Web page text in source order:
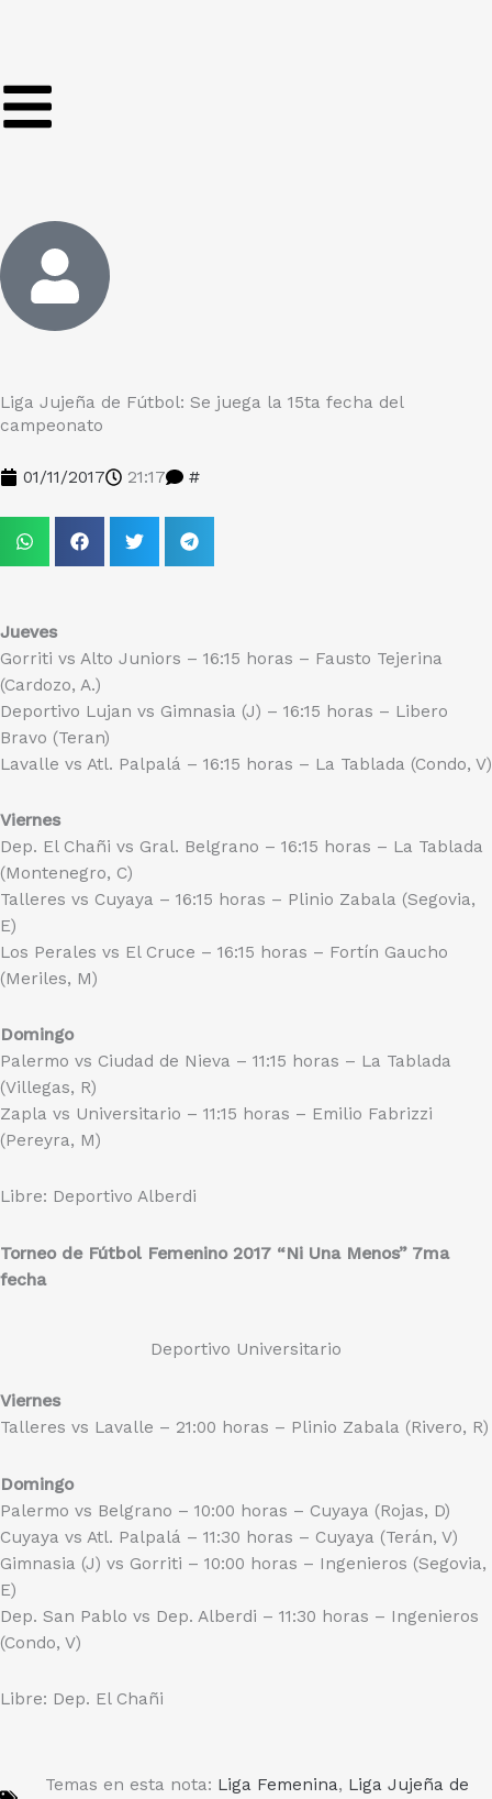
Liga Jujeña de Fútbol: Se juega la 15ta fecha del
campeonato
01/11/2017 21:17 #
Jueves
Gorriti vs Alto Juniors – 16:15 horas – Fausto Tejerina
(Cardozo, A.)
Deportivo Lujan vs Gimnasia (J) – 16:15 horas – Libero
Bravo (Teran)
Lavalle vs Atl. Palpalá – 16:15 horas – La Tablada (Condo, V)
Viernes
Dep. El Chañi vs Gral. Belgrano – 16:15 horas – La Tablada
(Montenegro, C)
Talleres vs Cuyaya – 16:15 horas – Plinio Zabala (Segovia,
E)
Los Perales vs El Cruce – 16:15 horas – Fortín Gaucho
(Meriles, M)
Domingo
Palermo vs Ciudad de Nieva – 11:15 horas – La Tablada
(Villegas, R)
Zapla vs Universitario – 11:15 horas – Emilio Fabrizzi
(Pereyra, M)
Libre: Deportivo Alberdi
Torneo de Fútbol Femenino 2017 “Ni Una Menos” 7ma
fecha
Deportivo Universitario
Viernes
Talleres vs Lavalle – 21:00 horas – Plinio Zabala (Rivero, R)
Domingo
Palermo vs Belgrano – 10:00 horas – Cuyaya (Rojas, D)
Cuyaya vs Atl. Palpalá – 11:30 horas – Cuyaya (Terán, V)
Gimnasia (J) vs Gorriti – 10:00 horas – Ingenieros (Segovia,
E)
Dep. San Pablo vs Dep. Alberdi – 11:30 horas – Ingenieros
(Condo, V)
Libre: Dep. El Chañi
Temas en esta nota: Liga Femenina, Liga Jujeña de